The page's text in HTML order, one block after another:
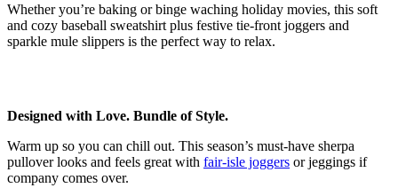
Whether you’re baking or binge waching holiday movies, this soft
and cozy baseball sweatshirt plus festive tie-front joggers and
sparkle mule slippers is the perfect way to relax.
Designed with Love. Bundle of Style.
Warm up so you can chill out. This season’s must-have sherpa
pullover looks and feels great with fair-isle joggers or jeggings if
company comes over.